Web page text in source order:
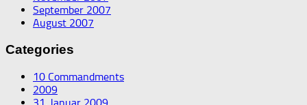
September 2007
August 2007
Categories
10 Commandments
2009